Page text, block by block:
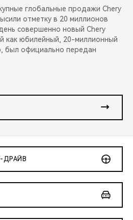
глобальные продажи Chery
отметку в 20 миллионов
совершенно новый Chery
как юбилейный, 20-миллионный
был официально передан
ДРАЙВ